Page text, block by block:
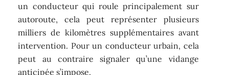
un conducteur qui roule principalement sur
autoroute, cela peut représenter plusieurs
milliers de kilomètres supplémentaires avant
intervention. Pour un conducteur urbain, cela
peut au contraire signaler qu’une vidange
anticipée s’impose.